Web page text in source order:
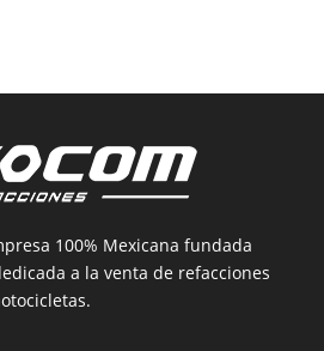
100% Mexicana fundada
a la venta de refacciones